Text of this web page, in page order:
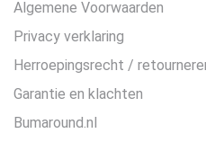
Algemene Voorwaarden
Privacy verklaring
Herroepingsrecht /
Garantie en klachten
Bumaround.nl